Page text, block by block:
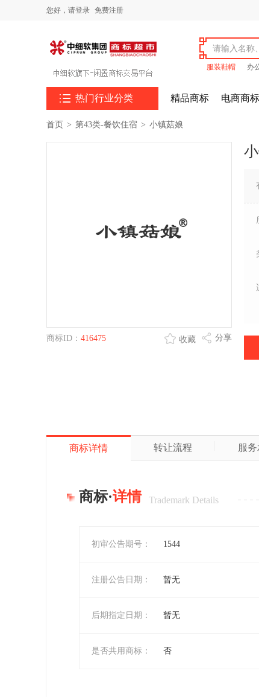
您好， 请登录 免费注册
服装鞋帽 办
 热门行业分类 精品商标 电商商标
首页 > 第43类-餐饮住宿 > 小镇菇娘
商标ID： 416475 分享
收藏
商标详情 转让流程 服
商标·详情 Trademark Details
初审公告期号： 1544
注册公告日期： 暂无
后期指定日期： 暂无
是否共用商标： 否